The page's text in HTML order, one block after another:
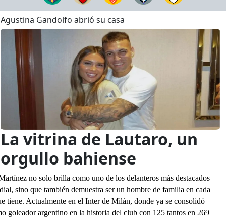
Agustina Gandolfo abrió su casa
La vitrina de Lautaro, un
orgullo bahiense
no solo brilla como uno de los delanteros más destacados
, sino que también demuestra ser un hombre de familia en cada
tiene. Actualmente en el Inter de Milán, donde ya se consolidó
goleador argentino en la historia del club con 125 tantos en 269